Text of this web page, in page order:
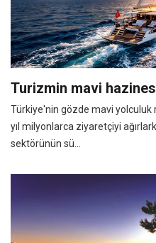
Turizmin mavi
Türkiye'nin gözde mavi yolculuk
yıl milyonlarca ziyaretçiyi
sektörünün sü...